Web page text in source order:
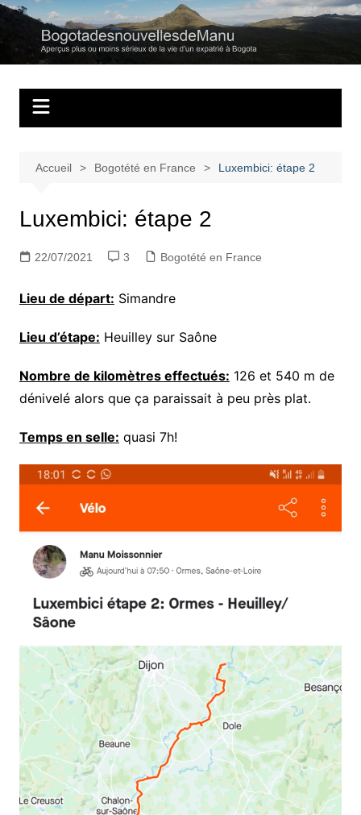
Aller
contenu
Regards personnels sur la vie d’expatrié à Bogota
Accueil Bogotété en France Luxembici: étape 2
Luxembici: étape 2
22/07/2021 3 Bogotété en France
Lieu de départ: Simandre
Lieu d’étape: Heuilley sur Saône
Nombre de kilomètres effectués: 126 et 540 m de
dénivelé alors que ça paraissait à peu près plat.
Temps en selle: quasi 7h!